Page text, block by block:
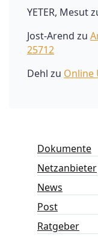
YETER, Mesut
Jost-Arend zu
25712
Dehl zu Online
Dokumente
Netzanbieter
News
Post
Ratgeber